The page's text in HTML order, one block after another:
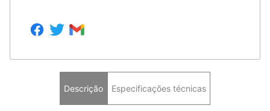
Descrição Especificações técnicas